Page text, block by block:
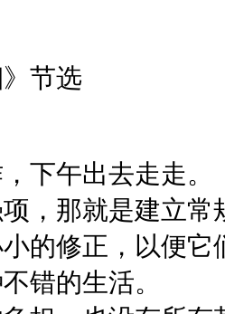
节选
下午出去走走。
，那就是建立常
的修正，以便
错的生活。